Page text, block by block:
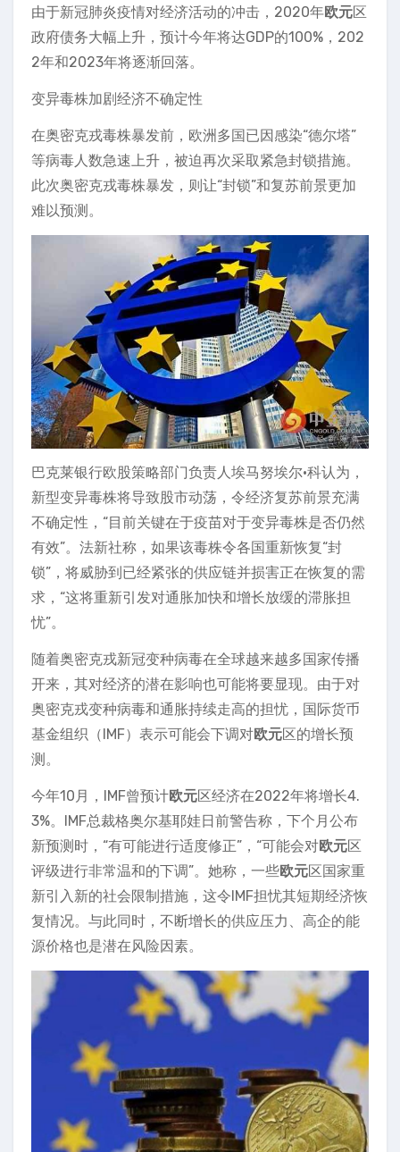
由于新冠肺炎疫情对经济活动的冲击，2020年欧元区
政府债务大幅上升，预计今年将达GDP的100%，202
2年和2023年将逐渐回落。
变异毒株加剧经济不确定性
在奥密克戎毒株暴发前，欧洲多国已因感染“德尔塔”
等病毒人数急速上升，被迫再次采取紧急封锁措施。
此次奥密克戎毒株暴发，则让“封锁”和复苏前景更加
难以预测。
巴克莱银行欧股策略部门负责人埃马努埃尔·科认为，
新型变异毒株将导致股市动荡，令经济复苏前景充满
不确定性，“目前关键在于疫苗对于变异毒株是否仍然
有效”。法新社称，如果该毒株令各国重新恢复“封
锁”，将威胁到已经紧张的供应链并损害正在恢复的需
求，“这将重新引发对通胀加快和增长放缓的滞胀担
忧”。
随着奥密克戎新冠变种病毒在全球越来越多国家传播
开来，其对经济的潜在影响也可能将要显现。由于对
奥密克戎变种病毒和通胀持续走高的担忧，国际货币
基金组织（IMF）表示可能会下调对欧元区的增长预
测。
今年10月，IMF曾预计欧元区经济在2022年将增长4.
3%。IMF总裁格奥尔基耶娃日前警告称，下个月公布
新预测时，“有可能进行适度修正”，“可能会对欧元区
评级进行非常温和的下调”。她称，一些欧元区国家重
新引入新的社会限制措施，这令IMF担忧其短期经济恢
复情况。与此同时，不断增长的供应压力、高企的能
源价格也是潜在风险因素。